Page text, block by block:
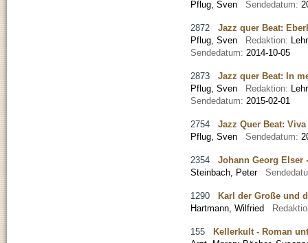
Pflug, Sven
Sendedatum:
2872 Jazz quer Beat:
Pflug, Sven
Redaktion:
Sendedatum: 2014-10-05
2873 Jazz quer Beat: In
Pflug, Sven
Redaktion:
Sendedatum: 2015-02-01
2754 Jazz Quer Beat:
Pflug, Sven
Sendedatum:
2354 Johann Georg Elser
Steinbach, Peter
1290 Karl der Große und
Hartmann, Wilfried
155 Kellerkult - Roman